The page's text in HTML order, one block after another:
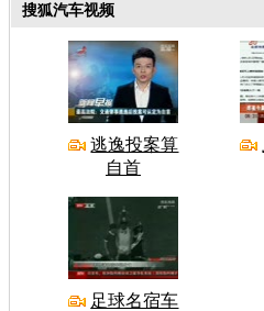
搜狐汽车视频
逃逸投案算
自首
足球名宿车